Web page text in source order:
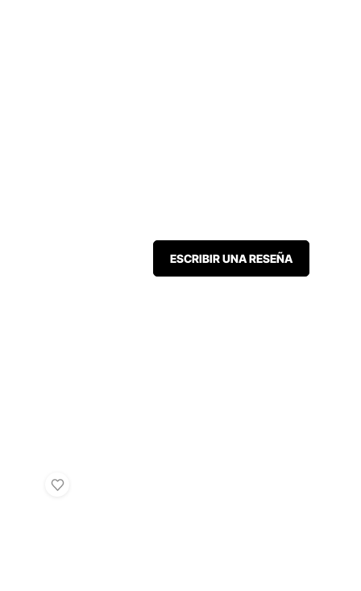
ESCRIBIR UNA RESEÑA